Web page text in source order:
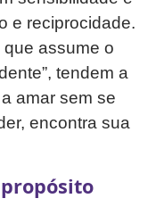
e reciprocidade.
assume o
tendem a
amar sem se
encontra sua